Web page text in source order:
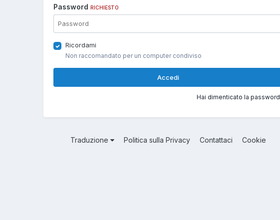
Password RICHIESTO
Ricordami
Non raccomandato per un computer condiviso
Accedi
Hai dimenticato la
Traduzione Politica sulla Privacy Contattaci Cookie